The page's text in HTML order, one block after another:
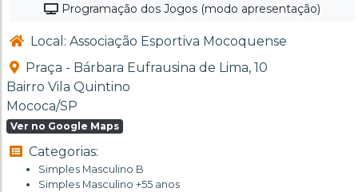
Programação dos Jogos (modo apresentação)
Local: Associação Esportiva Mocoquense
Praça - Bárbara Eufrausina de Lima, 10
Bairro Vila Quintino
Mococa/SP
Ver no Google Maps
Categorias:
Simples Masculino B
Simples Masculino +55 anos